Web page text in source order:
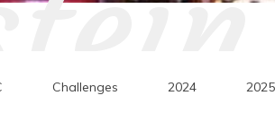
Challenges 2024 2025